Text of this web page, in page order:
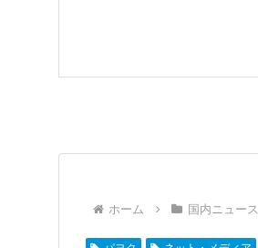
ホーム 国内ニュース